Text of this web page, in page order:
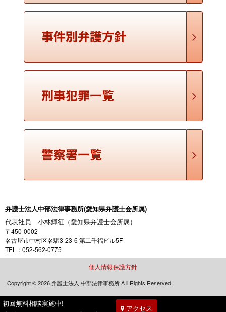
じます。 【解説】 証拠の収集は第一次的には …
所持品検査（しょじひんけんさ）
持品を強制力を用いずに検査することです。 【解説】 所持
品検査については、直接に「所持品検査」という行為を認める
【定義】 公判という言葉には広義と狭義の二つの用いられ方が
するまでの一連の手続段階のことです。狭義の公判とは、公判
期日に法廷で行われる 審理のことです。 【解説 …
【定義】 公訴時効とは、犯罪から一定期間が経過した場合には
公訴を提起できないこととする制度です。 【解説】 公訴時効の
制度が存在する理由は、①時間の経過によって社会的影響が薄
れ、処罰の必要性も小さくなること、②証拠が散逸 …
弁護士法人中部法律事務所(愛知県弁護士会所属)
代表社員 小林輝征（愛知県弁護士会所属）
〒450-0002
名古屋市中村区名駅3-23-6 第二千福ビル5F
TEL：052-562-0775
個人情報保護方針
Copyright © 2026 弁護士法人 中部法律事務所 A ll Rights Reserved.
初回無料相談実施中!
アクセス